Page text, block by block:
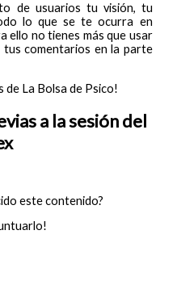
de usuarios tu visión, tu
lo que se te ocurra en
ello no tienes más que usar
comentarios en la parte
de La Bolsa de Psico!
a la sesión del
este contenido?